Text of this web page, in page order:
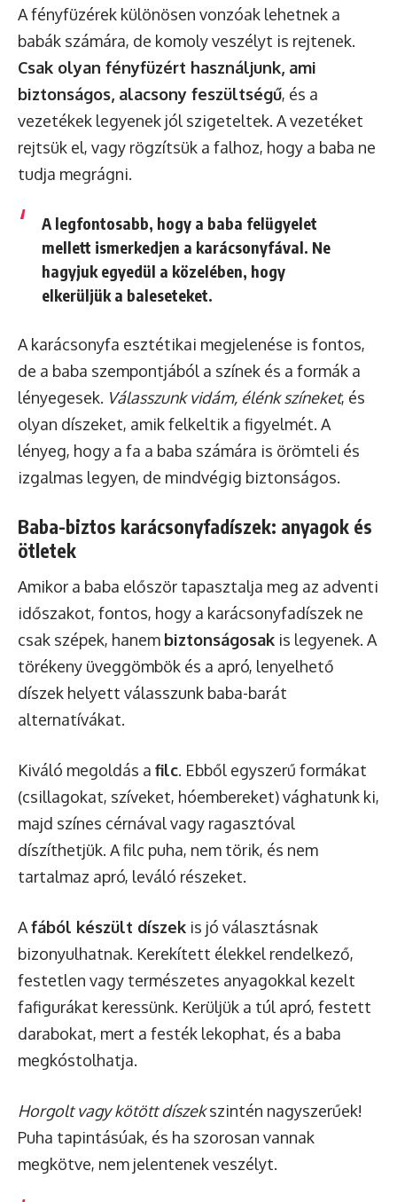
A fényfüzérek különösen vonzóak lehetnek a
babák számára, de komoly veszélyt is rejtenek.
Csak olyan fényfüzért használjunk, ami
biztonságos, alacsony feszültségű, és a
vezetékek legyenek jól szigeteltek. A vezetéket
rejtsük el, vagy rögzítsük a falhoz, hogy a baba ne
tudja megrágni.
A legfontosabb, hogy a baba felügyelet
mellett ismerkedjen a karácsonyfával. Ne
hagyjuk egyedül a közelében, hogy
elkerüljük a baleseteket.
A karácsonyfa esztétikai megjelenése is fontos,
de a baba szempontjából a színek és a formák a
lényegesek. Válasszunk vidám, élénk színeket, és
olyan díszeket, amik felkeltik a figyelmét. A
lényeg, hogy a fa a baba számára is örömteli és
izgalmas legyen, de mindvégig biztonságos.
Baba-biztos karácsonyfadíszek: anyagok és
ötletek
Amikor a baba először tapasztalja meg az adventi
időszakot, fontos, hogy a karácsonyfadíszek ne
csak szépek, hanem biztonságosak is legyenek. A
törékeny üveggömbök és a apró, lenyelhető
díszek helyett válasszunk baba-barát
alternatívákat.
Kiváló megoldás a filc. Ebből egyszerű formákat
(csillagokat, szíveket, hóembereket) vághatunk ki,
majd színes cérnával vagy ragasztóval
díszíthetjük. A filc puha, nem törik, és nem
tartalmaz apró, leváló részeket.
Afából készült díszek is jó választásnak
bizonyulhatnak. Kerekített élekkel rendelkező,
festetlen vagy természetes anyagokkal kezelt
fafigurákat keressünk. Kerüljük a túl apró, festett
darabokat, mert a festék lekophat, és a baba
megkóstolhatja.
Horgolt vagy kötött díszekszintén nagyszerűek!
Puha tapintásúak, és ha szorosan vannak
megkötve, nem jelentenek veszélyt.